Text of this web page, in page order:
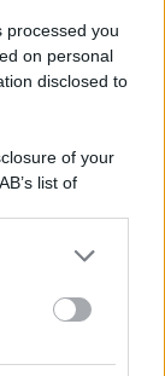
processed you
on personal
disclosed to
of your
list of
third parties
ALL’ANSO
ONLINE)